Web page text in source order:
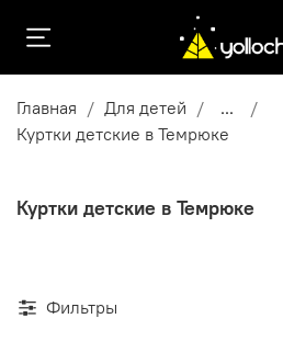
Главная Для детей
...
Куртки детские в Темрюке
Куртки детские в Темрюке
Фильтры